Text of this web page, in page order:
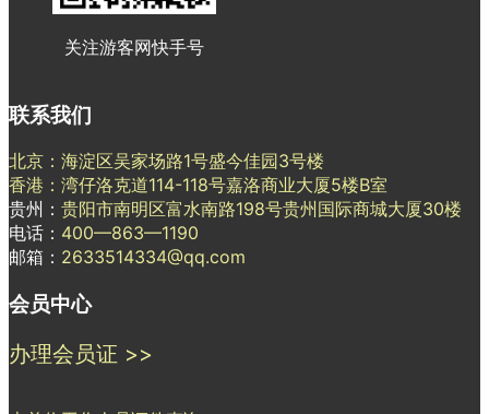
关注游客网快手号
联系我们
北京：海淀区吴家场路1号盛今佳园3号楼
香港：湾仔洛克道114-118号嘉洛商业大厦5楼B室
贵州： 贵阳市南明区富水南路198号贵州国际商城大厦30楼
电话： 400—863—1190
邮箱： 2633514334@qq.com
会员中心
办理会员证 >>